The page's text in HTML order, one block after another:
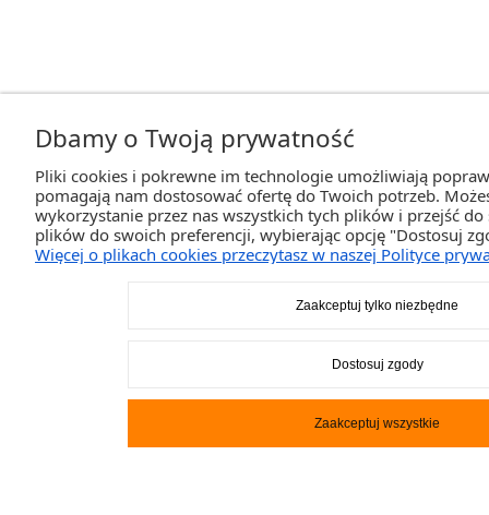
Dbamy o Twoją prywatność
Pliki cookies i pokrewne im technologie umożliwiają
pomagają nam dostosować ofertę do Twoich potrzeb.
wykorzystanie przez nas wszystkich tych plików i przejść
plików do swoich preferencji, wybierając opcję "Dostosuj
Więcej o plikach cookies przeczytasz w naszej Polityce
Zaakceptuj tylko niezbędne
Dostosuj zgody
Zaakceptuj wszystkie